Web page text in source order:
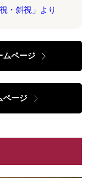
・斜視」より
ページ
ページ